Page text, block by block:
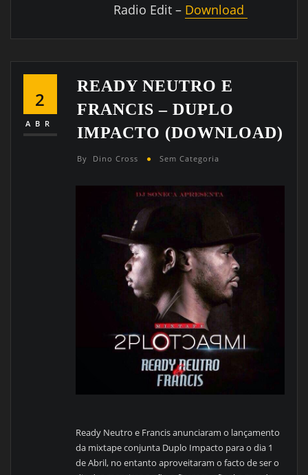
Radio Edit – Download
2
ABR
READY NEUTRO E
FRANCIS – DUPLO
IMPACTO (DOWNLOAD)
By Dino Cross Sem Categoria
Ready Neutro e Francis anunciaram o lançamento
da mixtape conjunta Duplo Impacto para o dia 1
de Abril, no entanto aproveitaram o facto de ser o